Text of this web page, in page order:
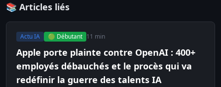
📚 Articles liés
Actu IA 🟢 Débutant 11 min
Apple porte plainte contre OpenAI : 400+
employés débauchés et le procès qui va
redéfinir la guerre des talents IA